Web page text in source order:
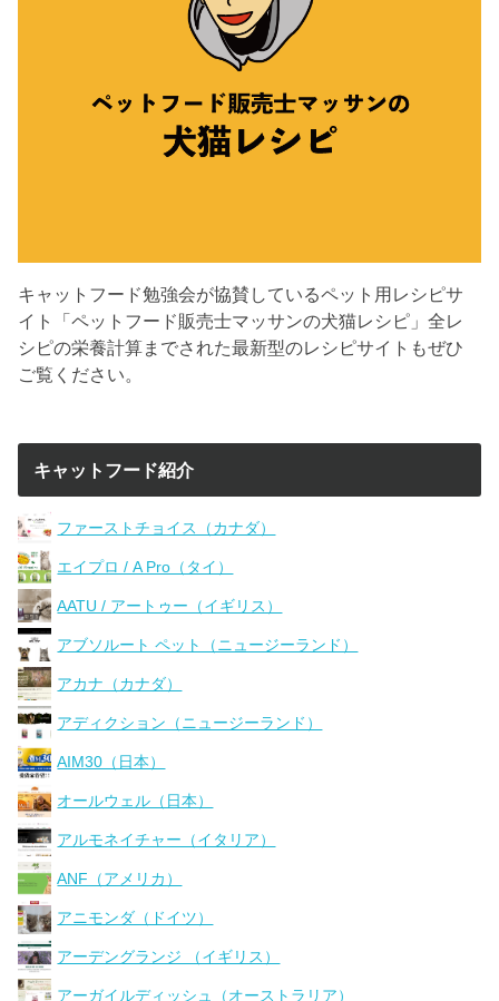
キャットフード勉強会が協賛しているペット用レシピサ
イト「ペットフード販売士マッサンの犬猫レシピ」全レ
シピの栄養計算までされた最新型のレシピサイトもぜひ
ご覧ください。
キャットフード紹介
ファーストチョイス（カナダ）
エイプロ / A Pro（タイ）
AATU / アートゥー（イギリス）
アブソルート ペット（ニュージーランド）
アカナ（カナダ）
アディクション（ニュージーランド）
AIM30（日本）
オールウェル（日本）
アルモネイチャー（イタリア）
ANF（アメリカ）
アニモンダ（ドイツ）
アーデングランジ （イギリス）
アーガイルディッシュ（オーストラリア）